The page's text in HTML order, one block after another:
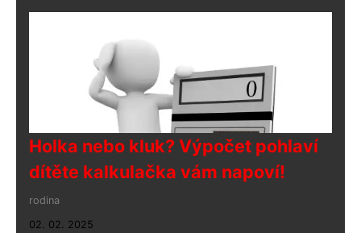
Holka nebo kluk? Výpočet pohlaví
dítěte kalkulačka vám napoví!
rodina
02. 02. 2025